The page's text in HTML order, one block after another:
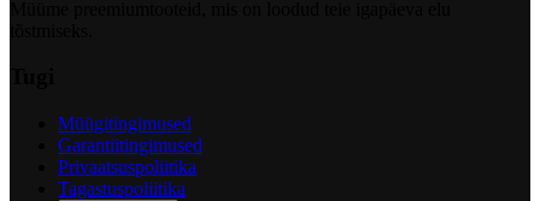
Müügitingimused
Garantiitingimused
Privaatsuspoliitika
Tagastuspoliitika